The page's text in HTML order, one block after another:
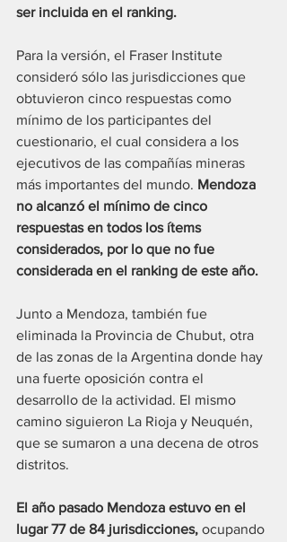
ser incluida en el ranking.
Para la versión, el Fraser Institute
consideró sólo las jurisdicciones que
obtuvieron cinco respuestas como
mínimo de los participantes del
cuestionario, el cual considera a los
ejecutivos de las compañías mineras
más importantes del mundo. Mendoza
no alcanzó el mínimo de cinco
respuestas en todos los ítems
considerados, por lo que no fue
considerada en el ranking de este año.
Junto a Mendoza, también fue
eliminada la Provincia de Chubut, otra
de las zonas de la Argentina donde hay
una fuerte oposición contra el
desarrollo de la actividad. El mismo
camino siguieron La Rioja y Neuquén,
que se sumaron a una decena de otros
distritos.
El año pasado Mendoza estuvo en el
lugar 77 de 84 jurisdicciones, ocupando